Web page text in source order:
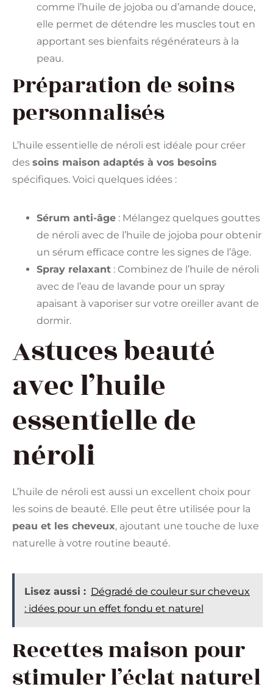
comme l’huile de jojoba ou d’amande douce,
elle permet de détendre les muscles tout en
apportant ses bienfaits régénérateurs à la
peau.
Préparation de soins
personnalisés
L’huile essentielle de néroli est idéale pour créer
des soins maison adaptés à vos besoins
spécifiques. Voici quelques idées :
Sérum anti-âge : Mélangez quelques gouttes
de néroli avec de l’huile de jojoba pour obtenir
un sérum efficace contre les signes de l’âge.
Spray relaxant : Combinez de l’huile de néroli
avec de l’eau de lavande pour un spray
apaisant à vaporiser sur votre oreiller avant de
dormir.
Astuces beauté
avec l’huile
essentielle de
néroli
L’huile de néroli est aussi un excellent choix pour
les soins de beauté. Elle peut être utilisée pour la
peau et les cheveux, ajoutant une touche de luxe
naturelle à votre routine beauté.
Lisez aussi : Dégradé de couleur sur cheveux
: idées pour un effet fondu et naturel
Recettes maison pour
stimuler l’éclat naturel